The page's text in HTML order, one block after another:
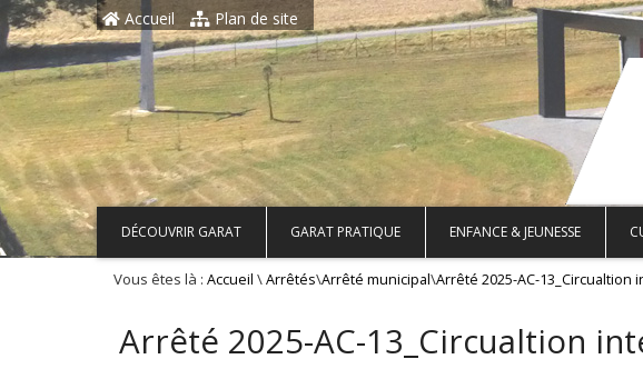
Aller au contenu principal
Accueil Plan de site
DÉCOUVRIR GARAT GARAT PRATIQUE ENFANCE & JEUNESSE
Vous êtes là : Accueil \Arrêtés\Arrêté municipal\Arrêté 2025-AC-13_Circualtion
Arrêté 2025-AC-13_Circualtion